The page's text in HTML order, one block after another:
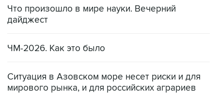
Что произошло в мире науки. Вечерний
дайджест
ЧМ-2026. Как это было
Ситуация в Азовском море несет риски и для
мирового рынка, и для российских аграриев